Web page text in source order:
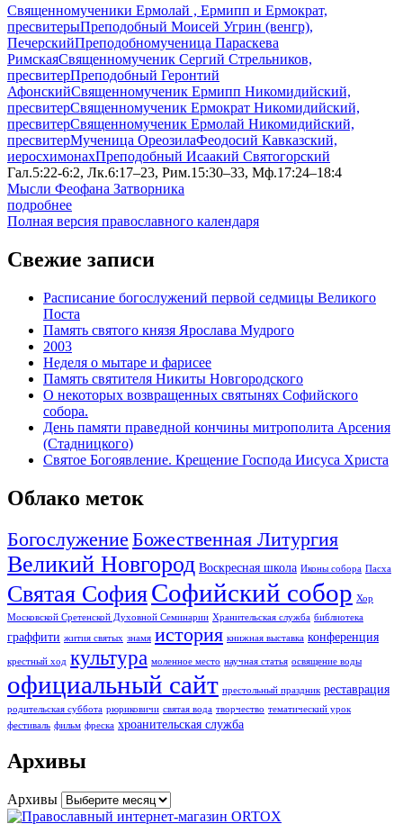
Священномученики Ермолай , Ермипп и Ермократ,
пресвитерыПреподобный Моисей Угрин (венгр),
ПечерскийПреподобномученица Параскева
РимскаяСвященномученик Сергий Стрельников,
пресвитерПреподобный Геронтий
АфонскийСвященномученик Ермипп Никомидийский,
пресвитерСвященномученик Ермократ Никомидийский,
пресвитерСвященномученик Ермолай Никомидийский,
пресвитерМученица ОреозилаФеодосий Кавказский,
иеросхимонахПреподобный Исаакий Святогорский
Гал.5:22-6:2, Лк.6:17–23, Рим.15:30–33, Мф.17:24–18:4
Мысли Феофана Затворника
подробнее
Полная версия православного календаря
Свежие записи
Расписание богослужений первой седмицы Великого
Поста
Память святого князя Ярослава Мудрого
2003
Неделя о мытаре и фарисее
Память святителя Никиты Новгородского
О некоторых возвращенных святынях Софийского
собора.
День памяти праведной кончины митрополита Арсения
(Стадницкого)
Святое Богоявление. Крещение Господа Иисуса Христа
Облако меток
Богослужение Божественная Литургия
Великий Новгород Воскресная школа Иконы собора Пасха
Святая СофияСофийский собор Хор
Московской Сретенской Духовной Семинарии Хранительская служба библиотека
граффити жития святых знамя история книжная выставка конференция
крестный ход культура моленное место научная статья освящение воды
официальный сайт престольный праздник реставрация
родительская суббота рюриковичи святая вода творчество тематический урок
фестиваль фильм фреска хроанительская служба
Архивы
Архивы